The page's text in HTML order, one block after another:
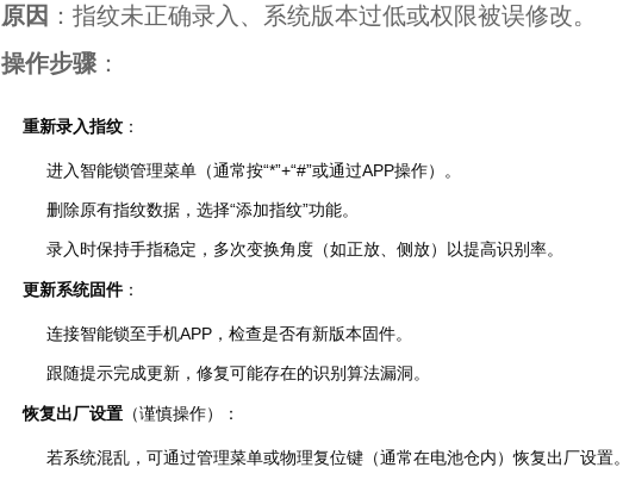
原因 ：指纹未正确录入、系统版本过低或权限被误修改。
操作步骤 ：
重新录入指纹：
进入智能锁管理菜单（通常按“*”+“#”或通过APP操作）。
删除原有指纹数据，选择“添加指纹”功能。
录入时保持手指稳定，多次变换角度（如正放、侧放）以提高识别率。
更新系统固件：
连接智能锁至手机APP，检查是否有新版本固件。
跟随提示完成更新，修复可能存在的识别算法漏洞。
恢复出厂设置（谨慎操作）：
若系统混乱，可通过管理菜单或物理复位键（通常在电池仓内）恢复出厂设置。